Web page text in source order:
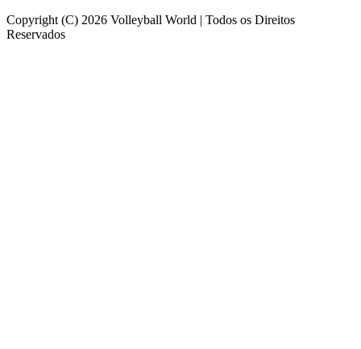
Copyright (C) 2026 Volleyball World | Todos os Direitos
Reservados